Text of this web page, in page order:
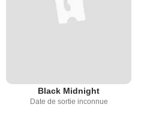
Black Midnight
Date de sortie inconnue